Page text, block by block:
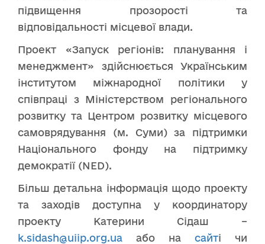
підвищення прозорості та
відповідальності місцевої влади.
Проект «Запуск регіонів: планування і
менеджмент» здійснюється Українським
інститутом міжнародної політики у
співпраці з Міністерством регіонального
розвитку та Центром розвитку місцевого
самоврядування (м. Суми) за підтримки
Національного фонду на підтримку
демократії (NED).
Більш детальна інформація щодо проекту
та заходів доступна у координатору
проекту Катерини Сідаш –
k.sidash@uiip.org.ua або на сайті чи